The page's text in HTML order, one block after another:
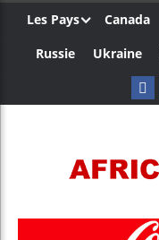
Les Pays Canada
Russie
Ukraine